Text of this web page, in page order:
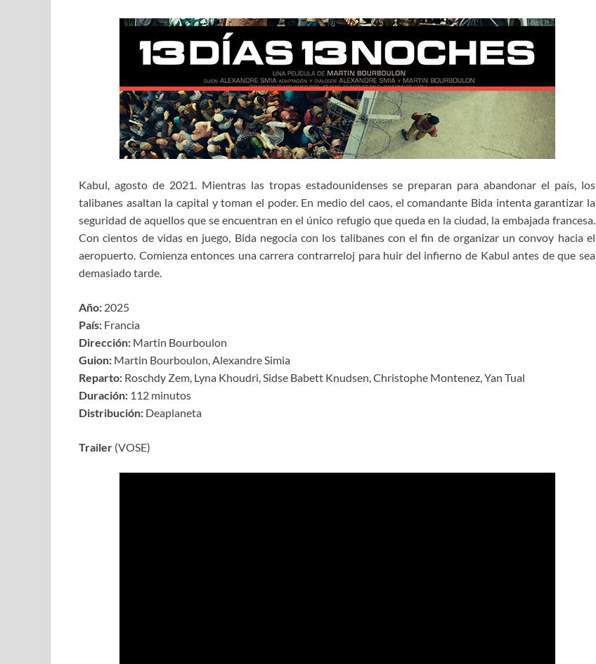
Kabul, agosto de 2021. Mientras las tropas estadounidenses se preparan para abandonar el país, los
talibanes asaltan la capital y toman el poder. En medio del caos, el comandante Bida intenta garantizar la
seguridad de aquellos que se encuentran en el único refugio que queda en la ciudad, la embajada francesa.
Con cientos de vidas en juego, Bida negocia con los talibanes con el fin de organizar un convoy hacia el
aeropuerto. Comienza entonces una carrera contrarreloj para huir del infierno de Kabul antes de que sea
demasiado tarde.
Año: 2025
País: Francia
Dirección: Martin Bourboulon
Guion: Martin Bourboulon, Alexandre Simia
Reparto: Roschdy Zem, Lyna Khoudri, Sidse Babett Knudsen, Christophe Montenez, Yan Tual
Duración: 112 minutos
Distribución: Deaplaneta
Trailer (VOSE)